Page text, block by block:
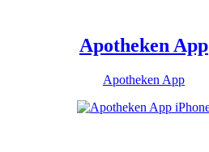
Apotheken App
Apotheken App